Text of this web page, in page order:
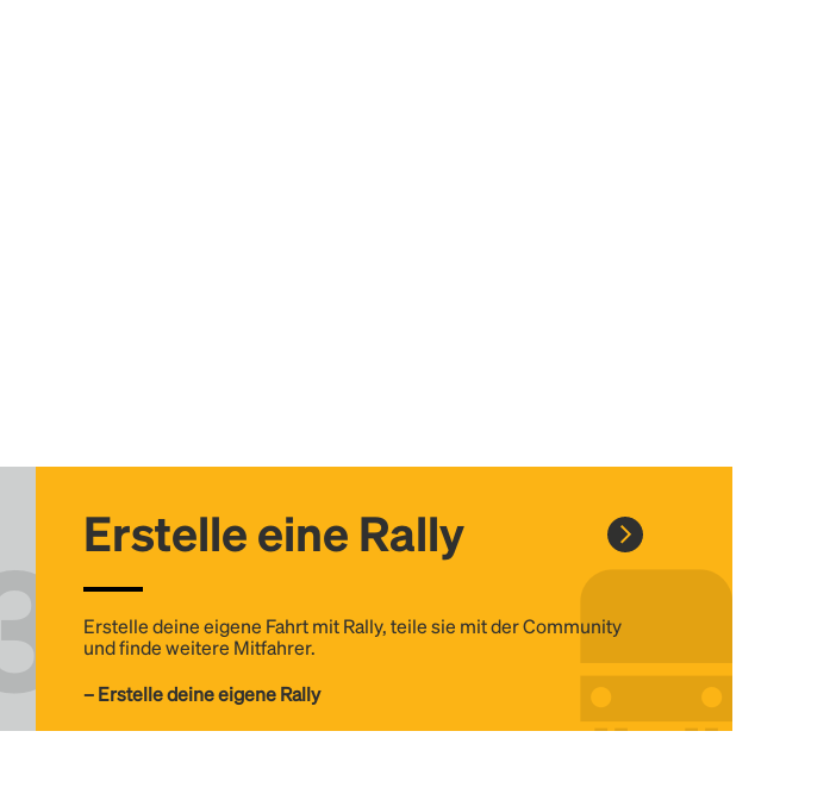
Erstelle eine Rally
Erstelle deine eigene Fahrt mit Rally, teile sie mit der Community
und finde weitere Mitfahrer.
– Erstelle deine eigene Rally